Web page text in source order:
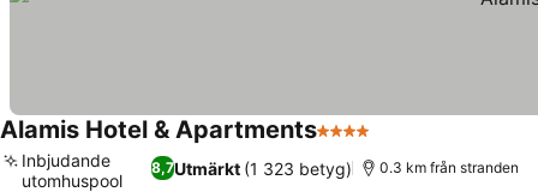
Alamis Hotel & Apartments4 Stjärnor
8,7Utmärkt (1 323 betyg)
Inbjudande
utomhuspool
0.3 km från stranden